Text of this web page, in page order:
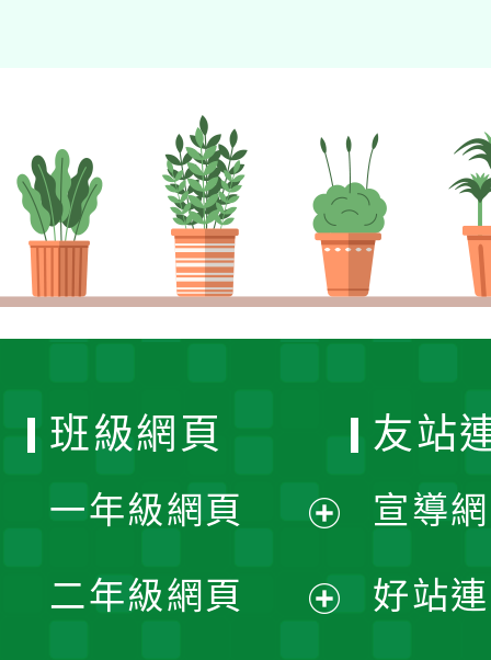
班級網頁
一年級網頁
開
二年級網頁
友站
宣導
好站